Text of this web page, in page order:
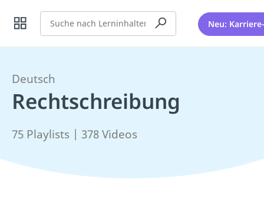
Suche Neu:
Deutsch
Rechtschreibung
75 Playlists | 378 Videos